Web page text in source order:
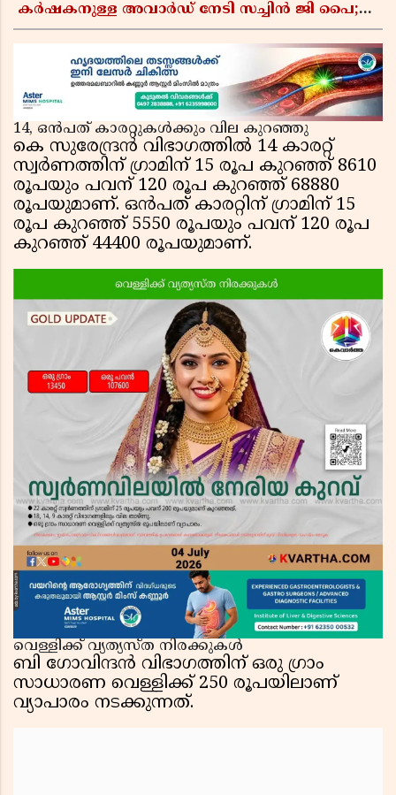
കർഷകനുള്ള അവാർഡ് നേടി സച്ചിൻ ജി പൈ;
രൂപയുടെ വരുമാനം
14, ഒൻപത് കാരറ്റുകൾക്കും വില കുറഞ്ഞു
കെ സുരേന്ദ്രൻ വിഭാഗത്തിൽ 14 കാരറ്റ്
സ്വർണത്തിന് ഗ്രാമിന് 15 രൂപ കുറഞ്ഞ് 8610
രൂപയും പവന് 120 രൂപ കുറഞ്ഞ് 68880
രൂപയുമാണ്. ഒൻപത് കാരറ്റിന് ഗ്രാമിന് 15
രൂപ കുറഞ്ഞ് 5550 രൂപയും പവന് 120 രൂപ
കുറഞ്ഞ് 44400 രൂപയുമാണ്.
വെള്ളിക്ക് വ്യത്യസ്ത നിരക്കുകൾ
ബി ഗോവിന്ദൻ വിഭാഗത്തിന് ഒരു ഗ്രാം
സാധാരണ വെള്ളിക്ക് 250 രൂപയിലാണ്
വ്യാപാരം നടക്കുന്നത്.